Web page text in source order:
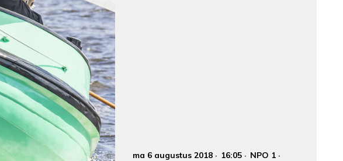
ma 6 augustus 2018 16:05
NPO 1